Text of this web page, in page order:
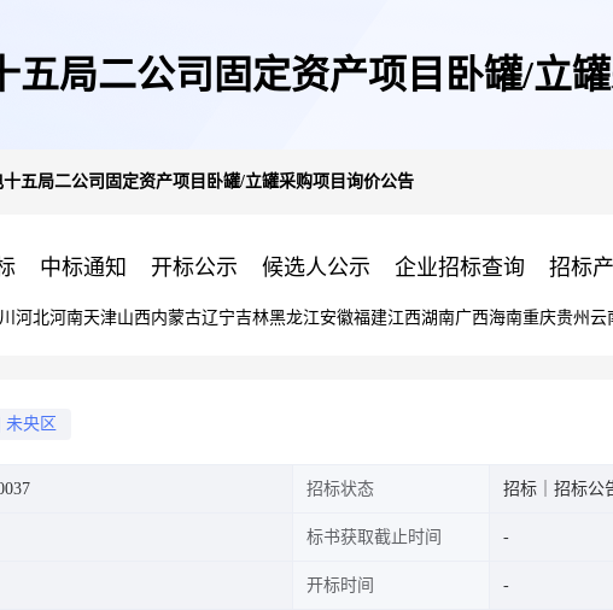
五局二公司固定资产项目卧罐/立
五局二公司固定资产项目卧罐/立罐采购项目询价公告
中标通知 开标公示 候选人公示 企业招标查询 招标
河北河南天津山西内蒙古辽宁吉林黑龙江安徽福建江西湖南广西海南重庆贵州 云
未央区
招标状态 招标｜招标公
标书获取截止时间
开标时间